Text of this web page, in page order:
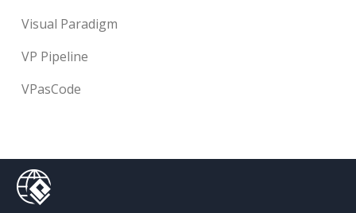
Visual Paradigm
VP Pipeline
VPasCode